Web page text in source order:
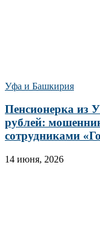
Уфа и Башкирия
Пенсионерка из
рублей:
сотрудниками
14 июня, 2026